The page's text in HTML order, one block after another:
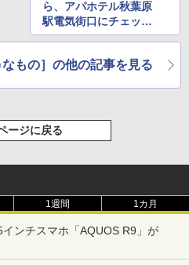
ら、アパホテル秋葉原
駅電気街口にチェック
インしてきた（2回）
もの］の他の記事を見る
ージに戻る
1週間 1カ月
ンチスマホ「AQUOS R9」が